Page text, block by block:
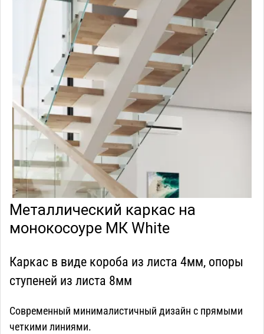
Металлический каркас на
монокосоуре МК White
Каркас в виде короба из листа 4мм, опоры
ступеней из листа 8мм
Современный минималистичный дизайн с прямыми
четкими линиями.